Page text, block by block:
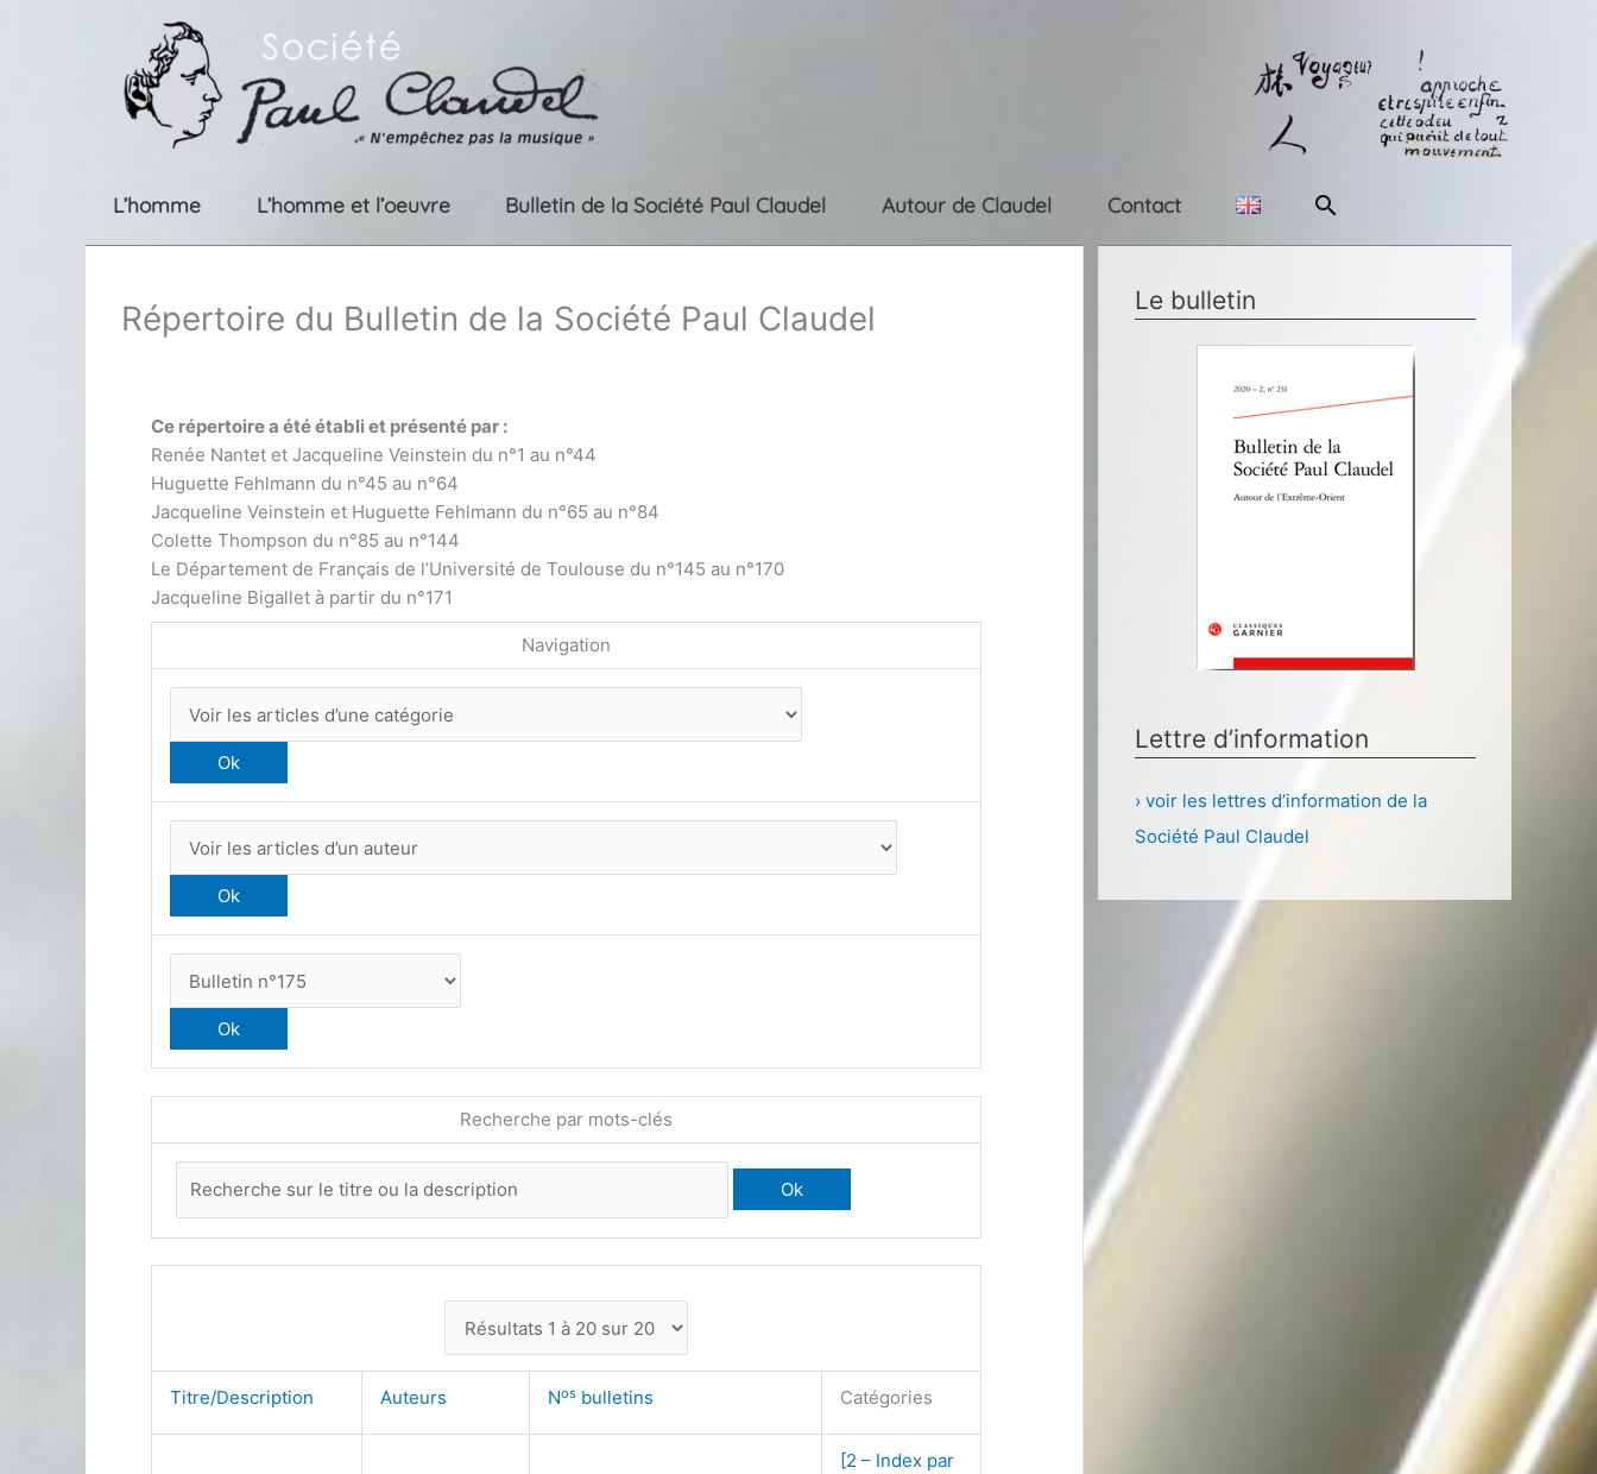
L’homme L’homme et l’oeuvre Bulletin de la Société Paul Claudel Autour de Claudel Contact Rechercher
Répertoire du Bulletin de la Société Paul Claudel
Ce répertoire a été établi et présenté par :
Renée Nantet et Jacqueline Veinstein du n°1 au n°44
Huguette Fehlmann du n°45 au n°64
Jacqueline Veinstein et Huguette Fehlmann du n°65 au n°84
Colette Thompson du n°85 au n°144
Le Département de Français de l’Université de Toulouse du n°145 au n°170
Jacqueline Bigallet à partir du n°171
Navigation
Recherche par mots-clés
Titre/Description Auteurs Nos bulletins Catégories
[2 – Index par
Le bulletin
Lettre d’information
› voir les lettres d’information de la
Société Paul Claudel